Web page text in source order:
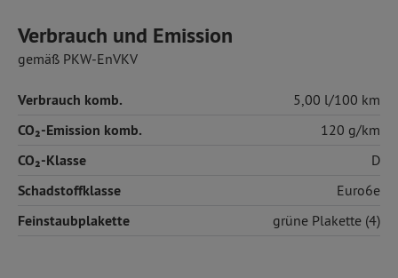
Verbrauch und Emission
gemäß PKW-EnVKV
Verbrauch komb. 5,00 l/100 km
CO₂-Emission komb. 120 g/km
CO₂-Klasse D
Schadstoffklasse Euro6e
Feinstaubplakette grüne Plakette (4)